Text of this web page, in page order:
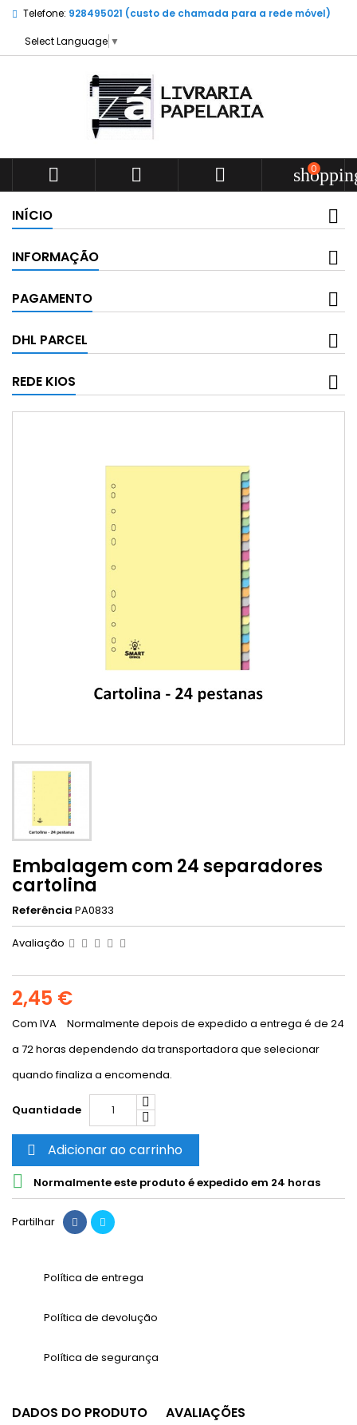
Telefone: 928495021 (custo de chamada para a rede móvel)
Select Language ▼
   0
INÍCIO
INFORMAÇÃO
PAGAMENTO
DHL PARCEL
REDE KIOS
Embalagem com 24 separadores
cartolina
Referência PA0833
Avaliação
2,45 €
Com IVA
Normalmente depois de expedido a entrega é de 24
a 72 horas dependendo da transportadora que selecionar
quando finaliza a encomenda.
Quantidade
 Adicionar ao carrinho
 Normalmente este produto é expedido em 24 horas
Partilhar
Política de entrega
Política de devolução
Política de segurança
DADOS DO PRODUTO AVALIAÇÕES